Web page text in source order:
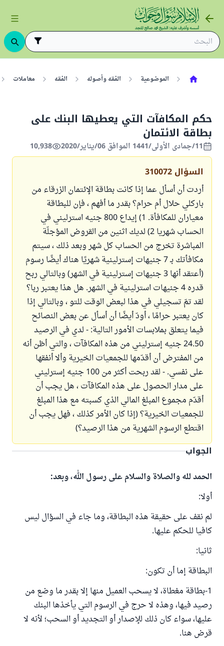
الموضوعية الفقه وأصوله الفقه معاملات
حكم المكافآت التي يعطيها البنك على
بطاقة الائتمان
11/جمادى الأولى/1441 الموافق 06/يناير/2020 10,938
السؤال 310072
أردت أن أسأل عما إذا كانت بطاقة الإئتمان الزرقاء من
باركلي حلال أم حرام؟ بقدر ما أفهم ، فإن للبطاقة
معياران للمكافأة. 1) إيداع 800 جنيه استرليني في
الحساب شهريا 2) لديك اثنين من القروض المؤجلّة
المباشرة تخرج من الحساب كل شهر وبعد ذلك ، سيتم
مكافأتك بـ 7 جنيهات إسترلينية شهريًا هناك أيضًا رسوم
(أعتقد أنها 3 جنيهات إسترلينية في الشهر) وبالتالي ربح
قدره 4 جنيهات استرلينية في الشهر. هل هذا يعتبر ربا؟
لقد تمّ تسجيلي في هذا لبعض الوقت للتو ، وبالتالي إذا
كان يعتبر حرامًا ، أودّ أيضًا أن أسأل عن بعض النصائح
فيما يتعلق بملابسات الأمور التالية: - لدي في الرصيد
24.50 جنيه إسترليني من هذه المكافآت ، والتي أظن أنه
من المفترض أن أقدّمها للجمعيات الخيرية وألا أنفقها
على نفسي. - لقد ربحت أكثر من 100 جنيه إسترليني
على مدار الحصول على هذه المكافآت ، هل يجب أن
أقدّم مجموع المبلغ المالي الذي كسبته مع هذا المبلغ
للجمعيات الخيرية؟ (إذا كان الأمر كذلك ، فهل يجب أن
اقتطع الرسوم الشهرية من هذا الرصيد؟)
الجواب
الحمد لله والصلاة والسلام على رسول الله، وبعد:
أولا:
لم نقف على حقيقة هذه البطاقة، وما جاء في السؤال ليس
كافيا للحكم عليها.
ثانيا:
البطاقة إما أن تكون:
1-بطاقة مغطاة، لا يسحب العميل منها إلا بقدر ما وضع من
رصيد فيها، وهذه لا حرج في الرسوم التي يأخذها البنك
عليها، سواء كان ذلك للإصدار أو التجديد أو السحب؛ لأنه لا
قرض هنا.